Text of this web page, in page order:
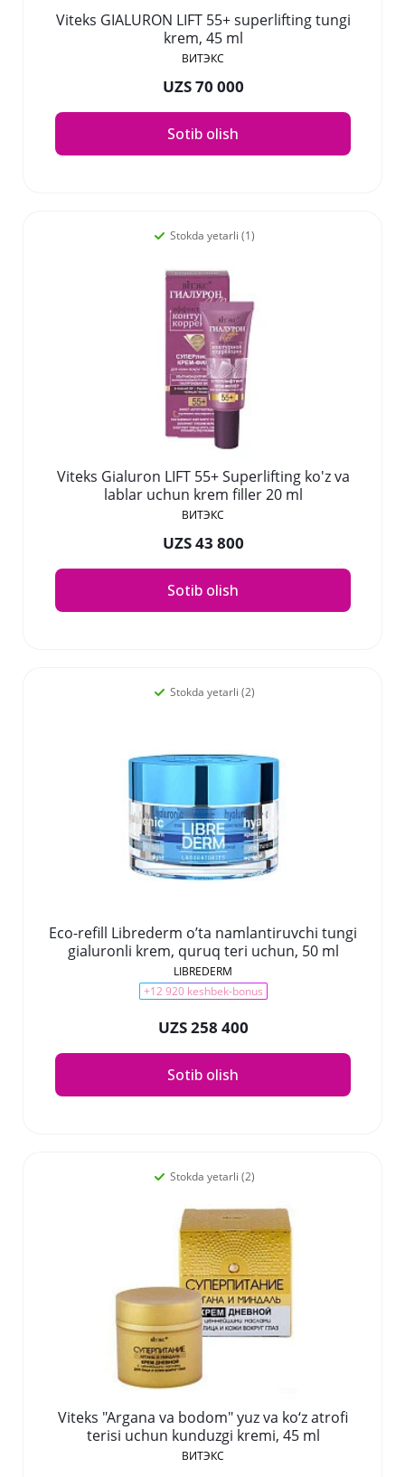
Viteks GIALURON LIFT 55+ superlifting tungi
krem, 45 ml
ВИТЭКС
UZS 70 000
Sotib olish
Stokda yetarli (1)
Viteks Gialuron LIFT 55+ Superlifting ko'z va
lablar uchun krem filler 20 ml
ВИТЭКС
UZS 43 800
Sotib olish
Stokda yetarli (2)
Eco-refill Librederm o’ta namlantiruvchi tungi
gialuronli krem, quruq teri uchun, 50 ml
LIBREDERM
+12 920 keshbek-bonus
UZS 258 400
Sotib olish
Stokda yetarli (2)
Viteks "Argana va bodom" yuz va ko‘z atrofi
terisi uchun kunduzgi kremi, 45 ml
ВИТЭКС